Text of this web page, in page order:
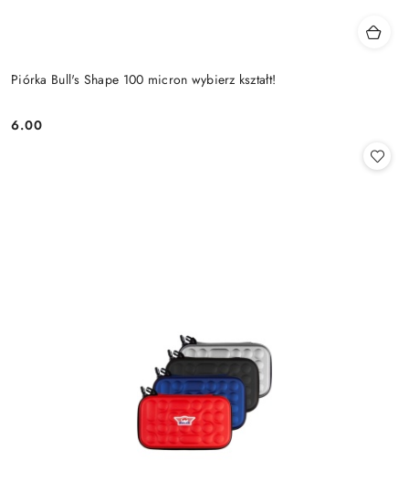
Piórka Bull's Shape 100 micron wybierz kształt!
Cena:
6.00